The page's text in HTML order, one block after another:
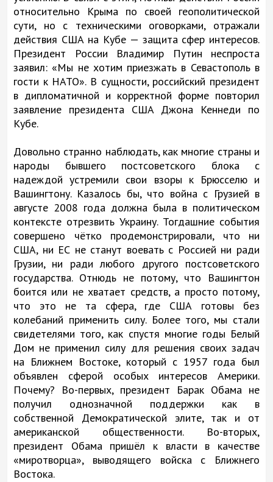
относительно Крыма по своей геополитической
сути, но с техническими оговорками, отражали
действия США на Кубе — защита сфер интересов.
Президент России Владимир Путин неспроста
заявил: «Мы не хотим приезжать в Севастополь в
гости к НАТО». В сущности, российский президент
в дипломатичной и корректной форме повторил
заявление президента США Джона Кеннеди по
Кубе.
Довольно странно наблюдать, как многие страны и
народы бывшего постсоветского блока с
надеждой устремили свои взоры к Брюсселю и
Вашингтону. Казалось бы, что война с Грузией в
августе 2008 года должна была в политическом
контексте отрезвить Украину. Тогдашние события
совершено чётко продемонстрировали, что ни
США, ни ЕС не станут воевать с Россией ни ради
Грузии, ни ради любого другого постсоветского
государства. Отнюдь не потому, что Вашингтон
боится или не хватает средств, а просто потому,
что это не та сфера, где США готовы без
колебаний применить силу. Более того, мы стали
свидетелями того, как спустя многие годы Белый
Дом не применил силу для решения своих задач
на Ближнем Востоке, который с 1957 года был
объявлен сферой особых интересов Америки.
Почему? Во-первых, президент Барак Обама не
получил однозначной поддержки как в
собственной Демократической элите, так и от
американской общественности. Во-вторых,
президент Обама пришёл к власти в качестве
«миротворца», выводящего войска с Ближнего
Востока.